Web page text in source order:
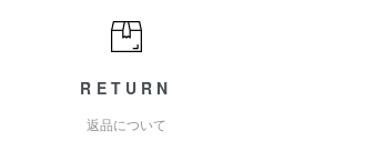
RETURN
返品について